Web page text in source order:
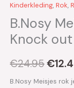
Kinderkleding, Rok,
B.Nosy
Knock
€24.95€
B.Nosy Meisjes